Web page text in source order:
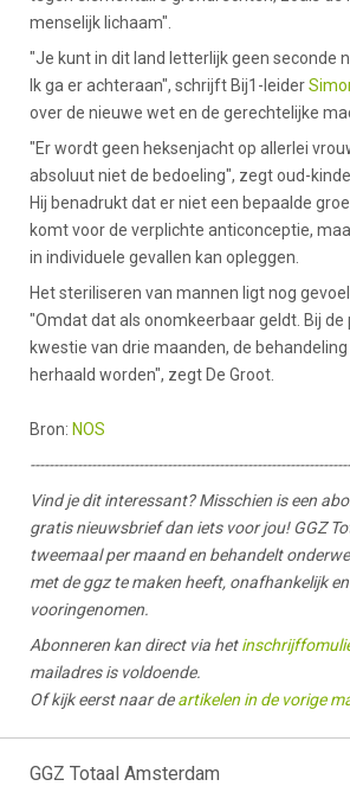
menselijk lichaam".
"Je kunt in dit land letterlijk geen seconde
Ik ga er achteraan", schrijft Bij1-leider
over de nieuwe wet en de gerechtelijke
"Er wordt geen heksenjacht op allerlei
absoluut niet de bedoeling", zegt oud-
Hij benadrukt dat er niet een bepaalde
komt voor de verplichte anticonceptie,
in individuele gevallen kan opleggen.
Het steriliseren van mannen ligt nog
"Omdat dat als onomkeerbaar geldt. Bij de
kwestie van drie maanden, de behandeling
herhaald worden", zegt De Groot.
Bron: NOS
Vind je dit interessant? Misschien is een
gratis nieuwsbrief dan iets voor jou! GGZ
tweemaal per maand en behandelt
met de ggz te maken heeft, onafhankelijk
vooringenomen.
Abonneren kan direct via het
mailadres is voldoende.
Of kijk eerst naar deartikelen in de vorige
GGZ Totaal Amsterdam